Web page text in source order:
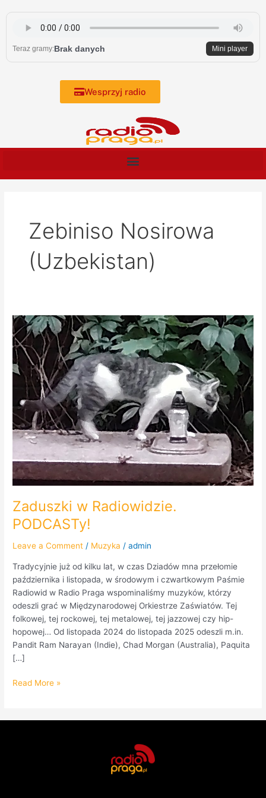
content
Teraz gramy:Brak danych Mini player
Wesprzyj radio
Zebiniso Nosirowa
(Uzbekistan)
Zaduszki w Radiowidzie.
PODCASTy!
Leave a Comment / Muzyka /admin
Tradycyjnie już od kilku lat, w czas Dziadów mna przełomie
października i listopada, w środowym i czwartkowym Paśmie
Radiowid w Radio Praga wspominaliśmy muzyków, którzy
odeszli grać w Międzynarodowej Orkiestrze Zaświatów. Tej
folkowej, tej rockowej, tej metalowej, tej jazzowej czy hip-
hopowej… Od listopada 2024 do listopada 2025 odeszli m.in.
Pandit Ram Narayan (Indie), Chad Morgan (Australia), Paquita
[…]
Zaduszki
w
Radiowidzie.
PODCASTy!
Read More »